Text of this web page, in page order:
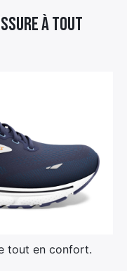
à tout
tout en confort.